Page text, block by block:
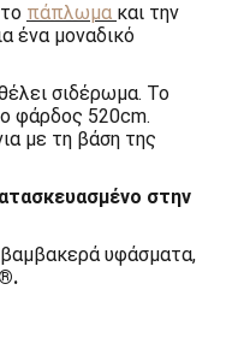
πάπλωμα και την
ένα μοναδικό
σιδέρωμα. Το
φάρδος 520cm.
με τη βάση της
στην
βαμβακερά υφάσματα,